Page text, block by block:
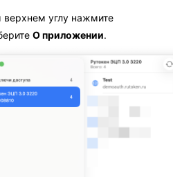
верхнем углу нажмите
О приложении.